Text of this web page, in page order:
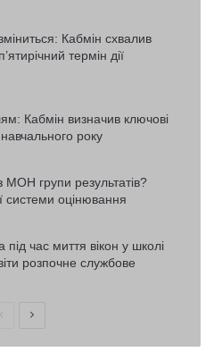
Кабмін схвалив
термін дії
Кабмін визначив ключові
року
МОН групи результатів?
системи оцінювання
під час миття вікон у школі
розпочне службове
ПопередняНаступна